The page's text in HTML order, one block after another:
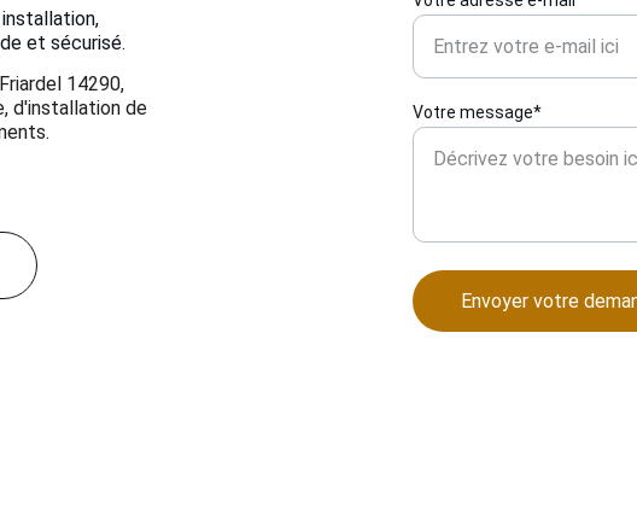
Votre message*
Envoyer votre
et sécurisé.
14290,
d'installation de